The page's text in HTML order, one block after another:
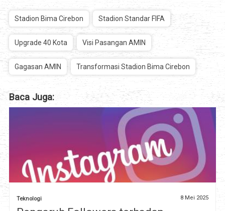
Stadion Bima Cirebon Stadion Standar FIFA
Upgrade 40 Kota Visi Pasangan AMIN
Gagasan AMIN Transformasi Stadion Bima Cirebon
Baca Juga:
Teknologi 8 Mei 2025